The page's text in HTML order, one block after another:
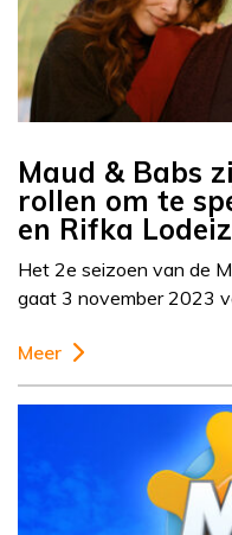
Maud & Babs
rollen om te
en Rifka
Het 2e seizoen van de
gaat 3 november 2023
Meer